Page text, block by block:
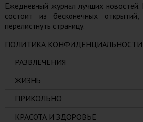
Ежедневный журнал лучших
состоит из бесконечных
перелистнуть страницу.
ПОЛИТИКА КОНФИДЕНЦИАЛЬНОСТИ
РАЗВЛЕЧЕНИЯ
ЖИЗНЬ
ПРИКОЛЬНО
КРАСОТА И ЗДОРОВЬЕ